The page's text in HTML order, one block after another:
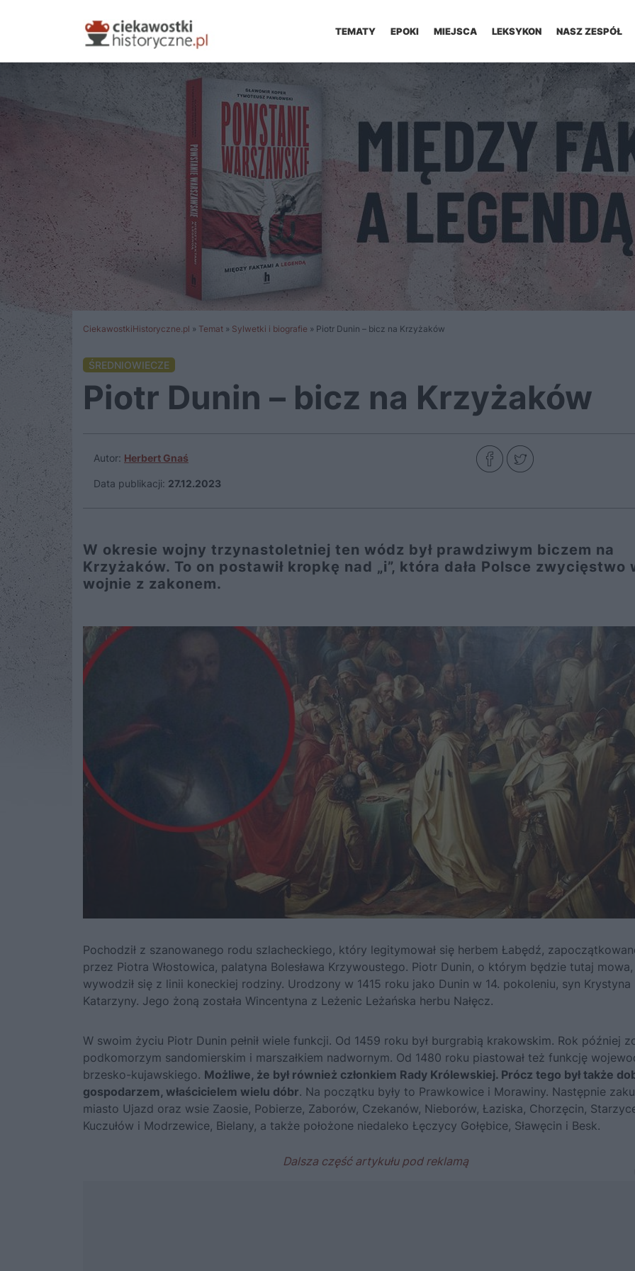
TEMATY EPOKI MIEJSCA LEKSYKON NASZ ZESPÓŁ
CiekawostkiHistoryczne.pl » Temat » Sylwetki i biografie » Piotr Dunin – bicz na Krzyżaków
ŚREDNIOWIECZE
Piotr Dunin – bicz na Krzyżaków
Autor: Herbert Gnaś
Data publikacji: 27.12.2023
W okresie wojny trzynastoletniej ten wódz był prawdziwym biczem na
Krzyżaków. To on postawił kropkę nad „i”, która dała Polsce zwycięstwo
wojnie z zakonem.
Pochodził z szanowanego rodu szlacheckiego, który legitymował się herbem Łabędź,
przez Piotra Włostowica, palatyna Bolesława Krzywoustego. Piotr Dunin, o którym będzie tutaj mowa,
wywodził się z linii koneckiej rodziny. Urodzony w 1415 roku jako Dunin w 14. pokoleniu, syn Krystyna
Katarzyny. Jego żoną została Wincentyna z Leżenic Leżańska herbu Nałęcz.
W swoim życiu Piotr Dunin pełnił wiele funkcji. Od 1459 roku był burgrabią krakowskim. Rok później
podkomorzym sandomierskim i marszałkiem nadwornym. Od 1480 roku piastował też funkcję
brzesko-kujawskiego. Możliwe, że był również członkiem Rady Królewskiej. Prócz tego był także
gospodarzem, właścicielem wielu dóbr. Na początku były to Prawkowice i Morawiny. Następnie
miasto Ujazd oraz wsie Zaosie, Pobierze, Zaborów, Czekanów, Nieborów, Łaziska, Chorzęcin,
Kuczułów i Modrzewice, Bielany, a także położone niedaleko Łęczycy Gołębice, Sławęcin i Besk.